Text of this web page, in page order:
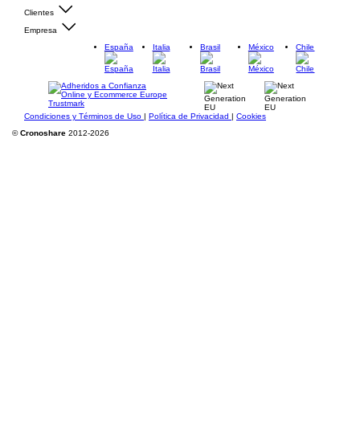
Clientes
Empresa
España
Italia Brasil México Chile
Condiciones y Términos de Uso | Política de Privacidad | Cookies
©Cronoshare 2012-2026